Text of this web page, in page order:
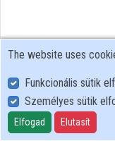
User Policy
Adatkezelési tájékoztató
Cookie Policy
The website uses
Funkcionális sütik
Személyes sütik
Elfogad Elutasít